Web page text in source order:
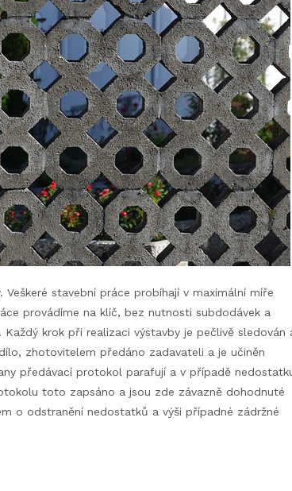
Veškeré stavební práce probíhají v maximální míře
provádíme na klíč, bez nutnosti subdodávek a
Každý krok při realizaci výstavby je pečlivě sledován
zhotovitelem předáno zadavateli a je učiněn
předávací protokol parafují a v případě
toto zapsáno a jsou zde závazně dohodnuté
o odstranění nedostatků a výši případné zádržné